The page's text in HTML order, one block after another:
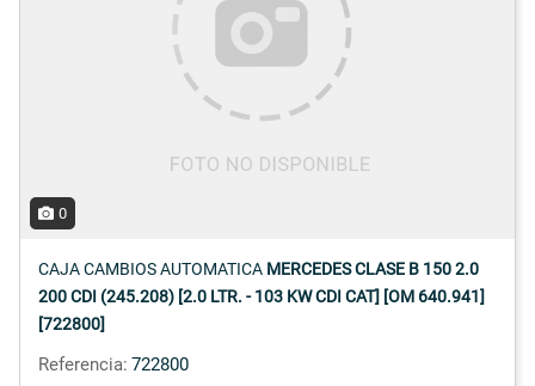
0
CAJA CAMBIOS AUTOMATICA MERCEDES CLASE B 150 2.0
200 CDI (245.208) [2.0 LTR. - 103 KW CDI CAT] [OM 640.941]
[722800]
Referencia: 722800